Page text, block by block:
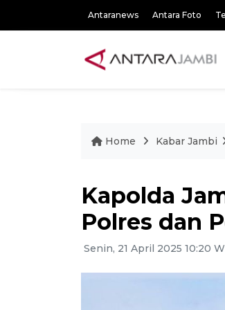
Antaranews Antara Foto
Home Kabar Jambi
Kapolda
Polres dan
Senin, 21 April 2025 10:20